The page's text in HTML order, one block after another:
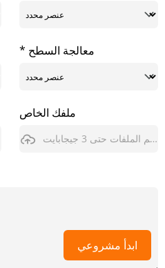
* معالجة السطح
ملفك الخاص
يدعم الملفات حتى 3 جيجابايت
ابدأ مشروعي